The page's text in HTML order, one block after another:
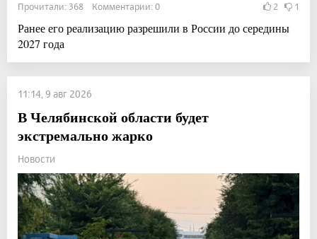
Прочитали: 368 Комментарии: 0 2 1
Ранее его реализацию разрешили в России до середины
2027 года
11:14, 9 авг 2026
В Челябинской области будет
экстремально жарко
Новости